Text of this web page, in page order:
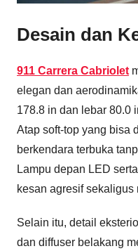
Desain dan
911 Carrera Cabriolet
elegan dan
178.8 in dan lebar 80.0
Atap soft-top yang bisa
berkendara terbuka
Lampu depan LED
kesan agresif sekaligus
Selain itu, detail
dan diffuser belakang